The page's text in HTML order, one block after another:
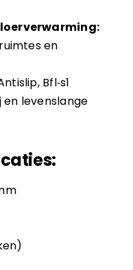
en
Bfl‑s1
levenslange